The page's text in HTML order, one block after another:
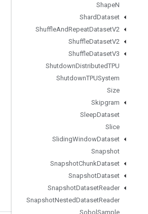
ShapeN
ShardDataset
ShuffleAndRepeatDatasetV2
ShuffleDatasetV2
ShuffleDatasetV3
ShutdownDistributedTPU
ShutdownTPUSystem
Size
Skipgram
SleepDataset
Slice
SlidingWindowDataset
Snapshot
SnapshotChunkDataset
SnapshotDataset
SnapshotDatasetReader
SnapshotNestedDatasetReader
Sobol Sample